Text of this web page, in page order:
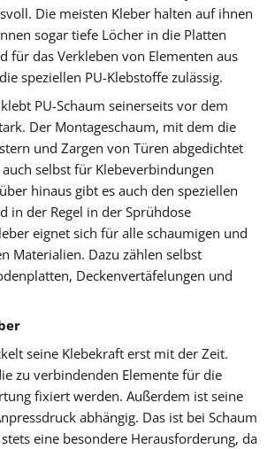
Die meisten Kleber halten auf ihnen
sogar tiefe Löcher in die Platten
für das Verkleben von Elementen aus
speziellen PU-Klebstoffe zulässig.
PU-Schaum seinerseits vor dem
Der Montageschaum, mit dem die
und Zargen von Türen abgedichtet
selbst für Klebeverbindungen
hinaus gibt es auch den speziellen
in der Regel in der Sprühdose
eignet sich für alle schaumigen und
Materialien. Dazu zählen selbst
Deckenvertäfelungen und
seine Klebekraft erst mit der Zeit.
zu verbindenden Elemente für die
fixiert werden. Außerdem ist seine
abhängig. Das ist bei Schaum
eine besondere Herausforderung, da